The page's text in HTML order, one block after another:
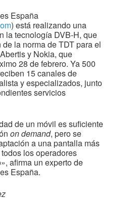
España
) está realizando una
la tecnología DVB-H, que
la norma de TDT para el
y Nokia, que
28 de febrero. Ya 500
15 canales de
y especializados, junto
servicios
de un móvil es suficiente
on demand, pero se
a una pantalla más
los operadores
afirma un experto de
España.